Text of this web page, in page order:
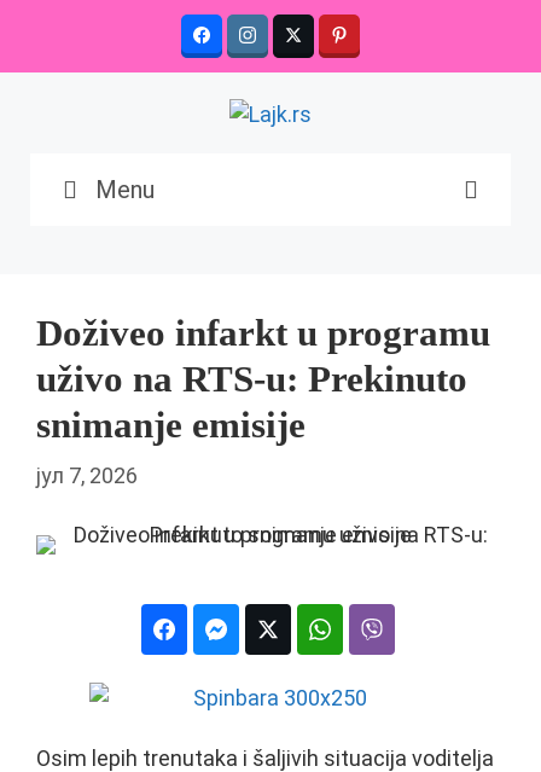
content
Menu
Doživeo infarkt u programu
uživo na RTS-u: Prekinuto
snimanje emisije
јул 7, 2026
Osim lepih trenutaka i šaljivih situacija voditelja